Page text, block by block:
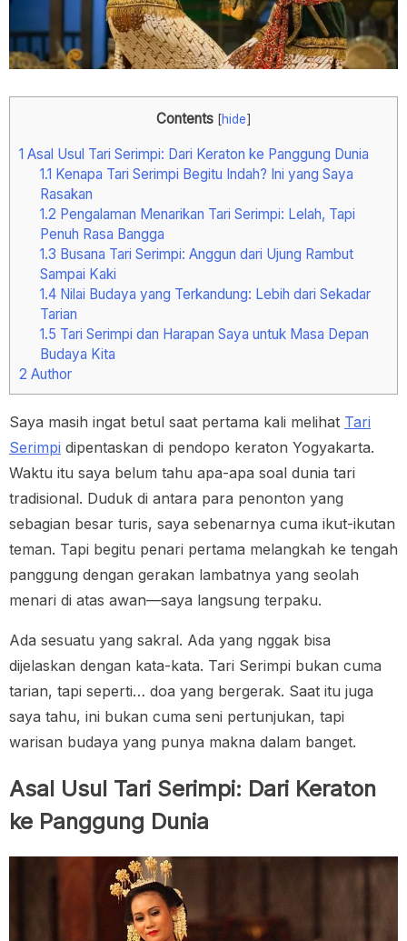
Contents [hide]
1 Asal Usul Tari Serimpi: Dari Keraton ke Panggung Dunia
1.1 Kenapa Tari Serimpi Begitu Indah? Ini yang Saya
Rasakan
1.2 Pengalaman Menarikan Tari Serimpi: Lelah, Tapi
Penuh Rasa Bangga
1.3 Busana Tari Serimpi: Anggun dari Ujung Rambut
Sampai Kaki
1.4Nilai Budaya yang Terkandung: Lebih dari Sekadar
Tarian
1.5 Tari Serimpi dan Harapan Saya untuk Masa Depan
Budaya Kita
2 Author
Saya masih ingat betul saat pertama kali melihat Tari
Serimpi dipentaskan di pendopo keraton Yogyakarta.
Waktu itu saya belum tahu apa-apa soal dunia tari
tradisional. Duduk di antara para penonton yang
sebagian besar turis, saya sebenarnya cuma ikut-ikutan
teman. Tapi begitu penari pertama melangkah ke tengah
panggung dengan gerakan lambatnya yang seolah
menari di atas awan—saya langsung terpaku.
Ada sesuatu yang sakral. Ada yang nggak bisa
dijelaskan dengan kata-kata. Tari Serimpi bukan cuma
tarian, tapi seperti… doa yang bergerak. Saat itu juga
saya tahu, ini bukan cuma seni pertunjukan, tapi
warisan budaya yang punya makna dalam banget.
Asal Usul Tari Serimpi: Dari Keraton
ke Panggung Dunia